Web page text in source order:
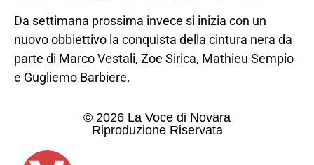
Da settimana prossima invece si inizia con un
nuovo obbiettivo la conquista della cintura nera da
parte di Marco Vestali, Zoe Sirica, Mathieu Sempio
e Gugliemo Barbiere.
© 2026 La Voce di Novara
Riproduzione Riservata